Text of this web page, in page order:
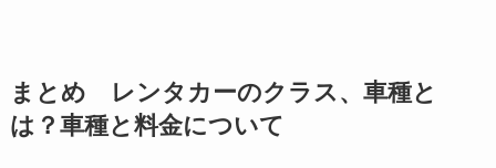
まとめ レンタカーのクラス、車種と
は？車種と料金について